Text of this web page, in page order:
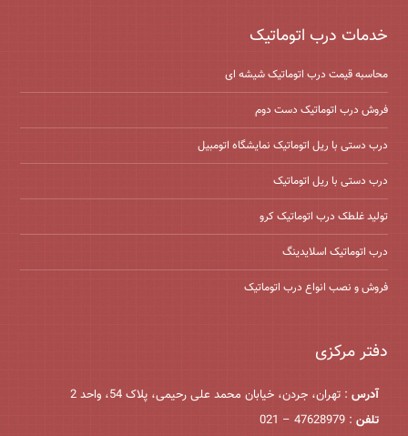
خدمات درب اتوماتیک
محاسبه قیمت درب اتوماتیک شیشه ‌ای
فروش درب اتوماتیک دست دوم
درب دستی با ریل اتوماتیک نمایشگاه اتومبیل
درب دستی با ریل اتوماتیک
تولید غلطک درب اتوماتیک کرو
درب اتوماتیک اسلایدینگ
فروش و نصب انواع درب اتوماتیک
دفتر مرکزی
آدرس : تهران، جردن، خیابان محمد علی رحیمی، پلاک 54، واحد 2
تلفن : 47628979 – 021